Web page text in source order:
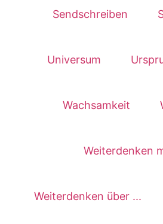
Sendschreiben
Universum
Wachsamkeit
Weiterdenken
Weiterdenken über ...